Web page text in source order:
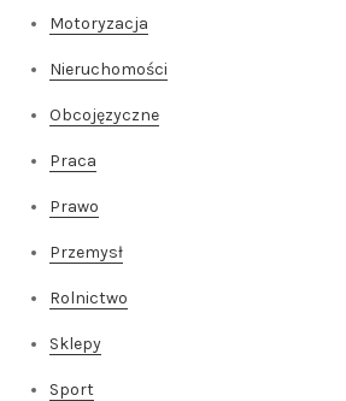
Motoryzacja
Nieruchomości
Obcojęzyczne
Praca
Prawo
Przemysł
Rolnictwo
Sklepy
Sport